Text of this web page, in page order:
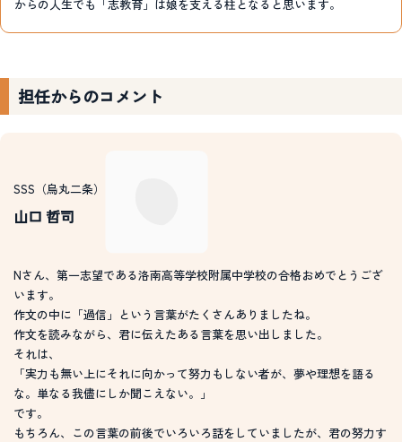
からの人生でも「志教育」は娘を支える柱となると思います。
担任からのコメント
SSS（烏丸二条）
山口 哲司
Nさん、第一志望である洛南高等学校附属中学校の合格おめでとうござ
います。
作文の中に「過信」という言葉がたくさんありましたね。
作文を読みながら、君に伝えたある言葉を思い出しました。
それは、
「実力も無い上にそれに向かって努力もしない者が、夢や理想を語る
な。単なる我儘にしか聞こえない。」
です。
もちろん、この言葉の前後でいろいろ話をしていましたが、君の努力す